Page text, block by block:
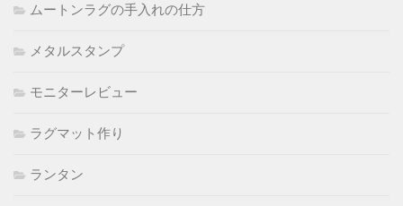
ムートンラグの手入れの仕方
メタルスタンプ
モニターレビュー
ラグマット作り
ランタン